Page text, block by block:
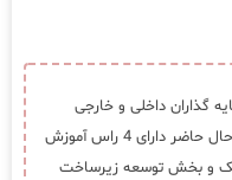
از سرمایه گذاران داخلی و خارجی
تاسیس و پایه گذاری شد ، این مجموعه در حال حاضر دارای 4 راس آموزش
و بخش توسعه زیرساخت